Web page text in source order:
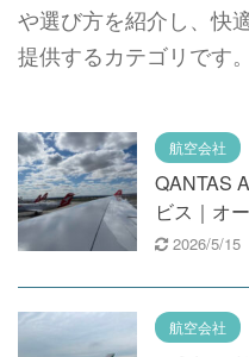
や選び方を紹介し、快
提供するカテゴリです。
航空会社
QANTAS
ビス｜オ
2026/5/15
航空会社